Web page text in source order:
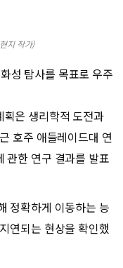
지 작가)
성 탐사를 목표로 우주
은 생리학적 도전과
호주 애들레이드대 연
관한 연구 결과를 발표
정확하게 이동하는 능
연되는 현상을 확인했